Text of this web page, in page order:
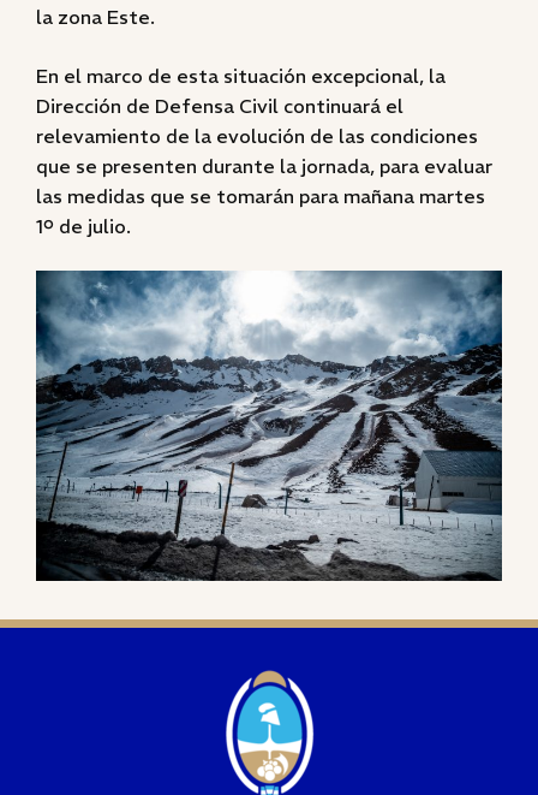
la zona Este.
En el marco de esta situación excepcional, la
Dirección de Defensa Civil continuará el
relevamiento de la evolución de las condiciones
que se presenten durante la jornada, para evaluar
las medidas que se tomarán para mañana martes
1º de julio.